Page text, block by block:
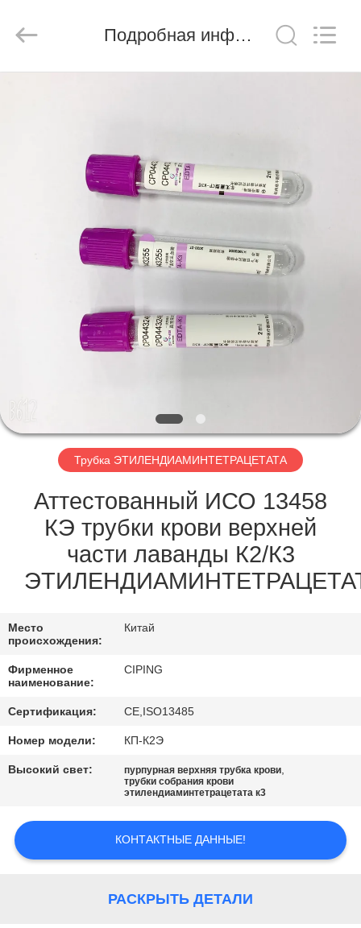
ПУТЕШЕСТВИЕ
ПРОВЕРКА
СВЯЖИТЕСЬ
МЫ
СПРОСИТЕ
ЦИТАТУ
КАРТА
PRIVACY
POLICY
Co.,
Reserved.
Подробная информация о продукте
Трубка ЭТИЛЕНДИАМИНТЕТРАЦЕТАТА
Аттестованный ИСО 13458
КЭ трубки крови верхней
части лаванды К2/К3
Место
происхождения:
Китай
Фирменное
наименование:
CIPING
Сертификация: CE,ISO13485
Номер модели: КП-К2Э
Высокий свет: пурпурная верхняя трубка крови,
трубки собрания крови
этилендиаминтетрацетата к3
КОНТАКТНЫЕ ДАННЫЕ!
РАСКРЫТЬ ДЕТАЛИ